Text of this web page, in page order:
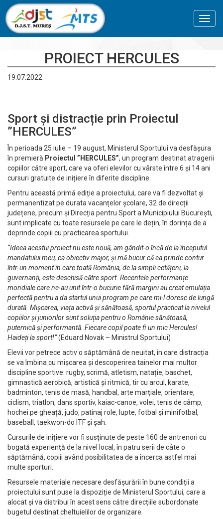
PROIECT HERCULES
19.07.2022
Sport și distracție prin Proiectul
”HERCULES”
În perioada 25 iulie – 19 august, Ministerul Sportului va desfășura
în premieră Proiectul ”HERCULES”, un program destinat atragerii
copiilor către sport, care va oferi elevilor cu vârste între 6 și 14 ani
cursuri gratuite de inițiere în diferite discipline.
Pentru această primă ediție a proiectului, care va fi dezvoltat și
permanentizat pe durata vacanțelor școlare, 32 de direcții
județene, precum și Direcția pentru Sport a Municipiului București,
sunt implicate cu toate resursele pe care le dețin, în dorința de a
deprinde copiii cu practicarea sportului.
“Ideea acestui proiect nu este nouă, am gândit-o încă de la începutul
mandatului meu, ca obiectiv major, și mă bucur că ea prinde contur
într-un moment în care toată România, de la simpli cetățeni, la
guvernanți, este deschisă către sport. Recentele performanțe
mondiale care ne-au unit într-o bucurie fără margini au creat emulația
perfectă pentru a da startul unui program pe care mi-l doresc de lungă
durată. Mișcarea, viața activă și sănătoasă, sportul practicat la nivelul
copiilor și juniorilor sunt soluția pentru o Românie sănătoasă,
puternică și performantă. Fiecare copil poate fi un mic Hercules!
Haideți la sport!”(Eduard Novak – Ministrul Sportului)
Elevii vor petrece activ o săptămână de neuitat, în care distracția
se va îmbina cu mișcarea și descoperirea tainelor mai multor
discipline sportive: rugby, scrimă, atletism, natație, baschet,
gimnastică aerobică, artistică și ritmică, tir cu arcul, karate,
badminton, tenis de masă, handbal, arte marțiale, orientare,
ciclism, triatlon, dans sportiv, kaiac-canoe, volei, tenis de câmp,
hochei pe gheață, judo, patinaj role, lupte, fotbal și minifotbal,
baseball, taekwon-do ITF și șah.
Cursurile de inițiere vor fi susținute de peste 160 de antrenori cu
bogată experiență de la nivel local, în patru serii de câte o
săptămână, copiii având posibilitatea de a încerca astfel mai
multe sporturi.
Resursele materiale necesare desfășurării în bune condiții a
proiectului sunt puse la dispoziție de Ministerul Sportului, care a
alocat și va distribui în acest sens către direcțiile subordonate
bugetul destinat cheltuielilor de organizare.